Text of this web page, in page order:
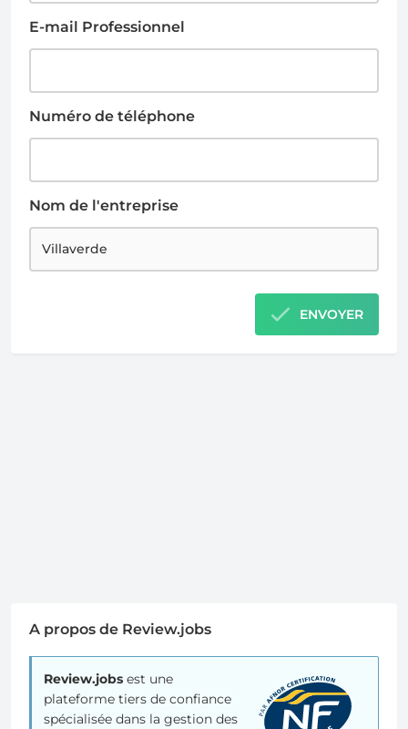
E-mail Professionnel
Numéro de téléphone
Nom de l'entreprise
ENVOYER
A propos de Review.jobs
Review.jobs est une
plateforme tiers de confiance
spécialisée dans la gestion des